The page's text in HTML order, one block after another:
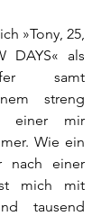
»Tony, 25,
DAYS« als
samt
streng
einer mir
Wie ein
nach einer
mich mit
tausend